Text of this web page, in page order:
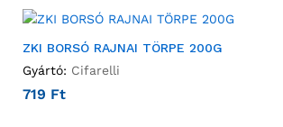
ZKI BORSÓ RAJNAI TÖRPE 200G
Gyártó: Cifarelli
719 Ft